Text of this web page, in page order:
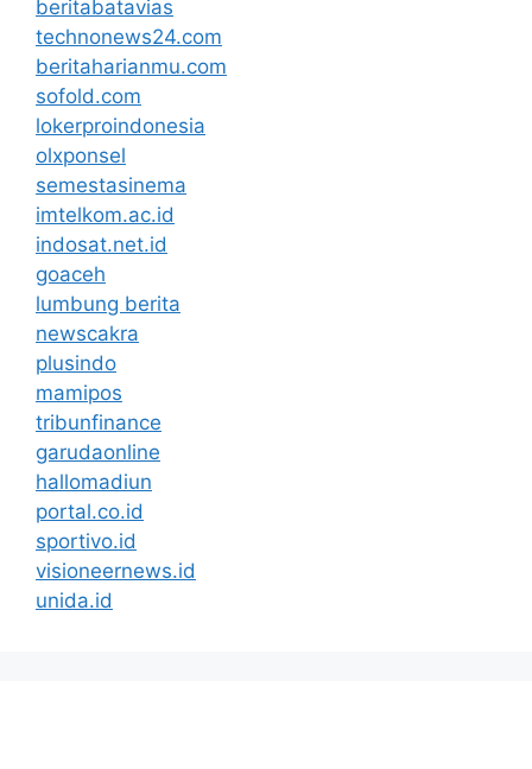
beritabatavias
technonews24.com
beritaharianmu.com
sofold.com
lokerproindonesia
olxponsel
semestasinema
imtelkom.ac.id
indosat.net.id
goaceh
lumbung berita
newscakra
plusindo
mamipos
tribunfinance
garudaonline
hallomadiun
portal.co.id
sportivo.id
visioneernews.id
unida.id